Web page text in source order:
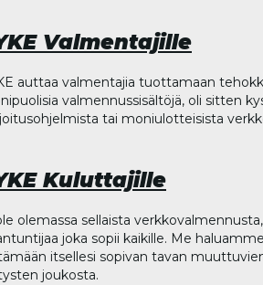
Valmentajille
auttaa valmentajia tuottamaan
valmennussisältöjä, oli sitten
tai moniulotteisista
Kuluttajille
olemassa sellaista
joka sopii kaikille. Me
itsellesi sopivan tavan
joukosta.